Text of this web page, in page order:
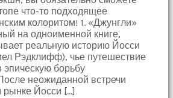
что-то подходящее
колоритом! 1. «Джунгли»
на одноименной книге,
реальную историю Йосси
Рэдклифф), чье путешествие
борьбу
неожиданной встречи
рынке Йосси […]